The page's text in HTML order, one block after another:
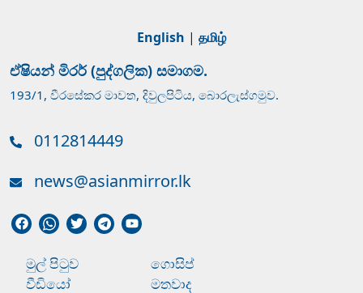
English | தமிழ்
ඒෂියන් මිරර් (පුද්ගලික) සමාගම.
193/1, වීරසේකර මාවත, දිවුලපිටිය, බොරලැස්ගමුව.
0112814449
news@asianmirror.lk
මුල් පිටුව
ගොසිප්
වීඩියෝ
මතවාද